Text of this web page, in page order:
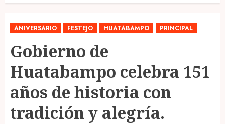
ANIVERSARIO FESTEJO HUATABAMPO PRINCIPAL
Gobierno de
Huatabampo celebra 151
años de historia con
tradición y alegría.